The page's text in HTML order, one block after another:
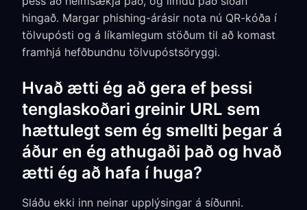
hingað. Margar phishing-árásir nota nú QR-kóða í
tölvupósti og á líkamlegum stöðum til að komast
framhjá hefðbundnu tölvupóstsöryggi.
Hvað ætti ég að gera ef þessi
tenglaskoðari greinir URL sem
hættulegt sem ég smellti þegar á
áður en ég athugaði það og hvað
ætti ég að hafa í huga?
Sláðu ekki inn neinar upplýsingar á síðunni.